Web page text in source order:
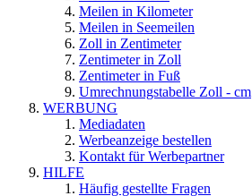
Meilen in Kilometer
Meilen in Seemeilen
Zoll in Zentimeter
Zentimeter in Zoll
Zentimeter in Fuß
Umrechnungstabelle Zoll - cm
WERBUNG
Mediadaten
Werbeanzeige bestellen
Kontakt für Werbepartner
HILFE
Häufig gestellte Fragen